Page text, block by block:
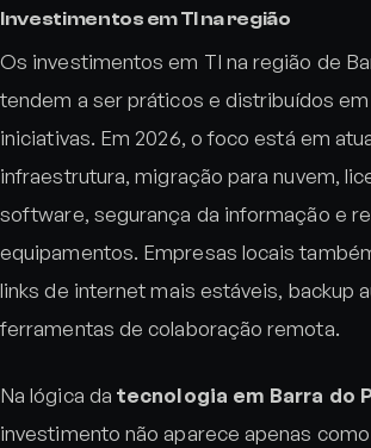
Investimentos em TI na região
Os investimentos em TI na região de
tendem a ser práticos e distribuídos
iniciativas. Em 2026, o foco está em
infraestrutura, migração para nuvem,
software, segurança da informação e
equipamentos. Empresas locais
links de internet mais estáveis, backup
ferramentas de colaboração remota.
Na lógica datecnologia em Barra do
investimento não aparece apenas